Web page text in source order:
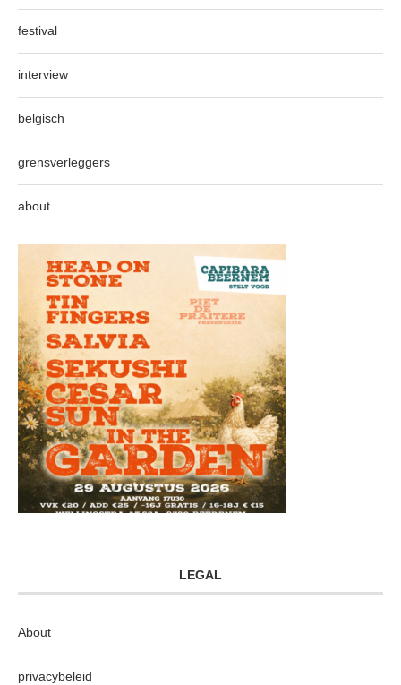
festival
interview
belgisch
grensverleggers
about
LEGAL
About
privacybeleid